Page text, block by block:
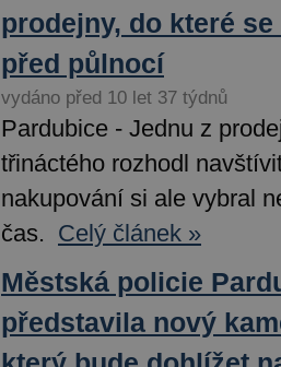
prodejny, do které
před půlnocí
vydáno před 10 let 37 týdnů
Pardubice - Jednu z
třináctého rozhodl
nakupování si ale vybral
čas. Celý článek »
Městská policie
představila nový